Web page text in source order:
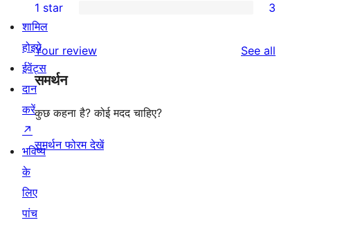
review
star
reviews
2-
star
reviews
1-
star
reviews
1 star 3
Your review See all
समर्थन
कुछ कहना है? कोई मदद चाहिए?
समर्थन फोरम देखें
शामिल
होइये
ईवेंट्स
दान
करें
↗
भविष्य
के
लिए
पांच